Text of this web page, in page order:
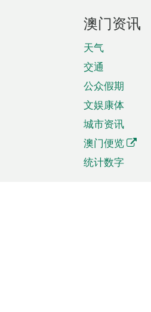
澳门资讯
天气
交通
公众假期
文娱康体
城市资讯
澳门便览
统计数字